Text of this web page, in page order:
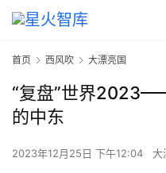
首页 西风吹 大漂亮国
“复盘”世界
的中东
2023年12月25日 下午12:04 大